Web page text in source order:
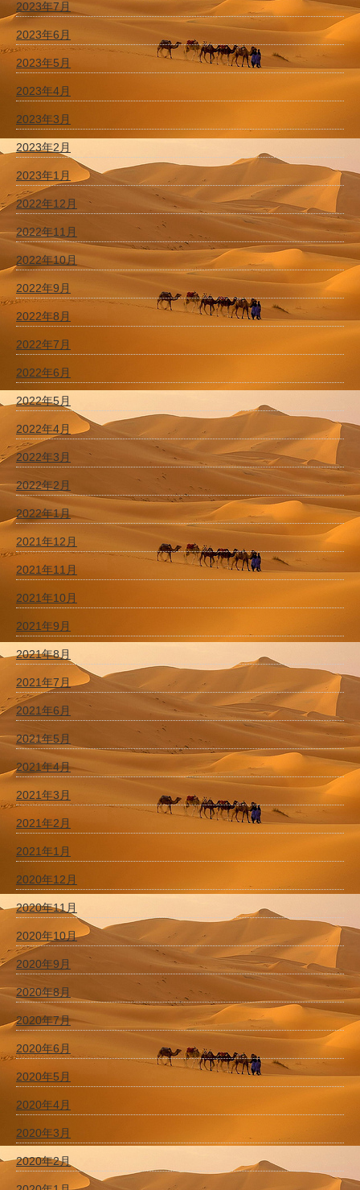
2023年7月
2023年6月
2023年5月
2023年4月
2023年3月
2023年2月
2023年1月
2022年12月
2022年11月
2022年10月
2022年9月
2022年8月
2022年7月
2022年6月
2022年5月
2022年4月
2022年3月
2022年2月
2022年1月
2021年12月
2021年11月
2021年10月
2021年9月
2021年8月
2021年7月
2021年6月
2021年5月
2021年4月
2021年3月
2021年2月
2021年1月
2020年12月
2020年11月
2020年10月
2020年9月
2020年8月
2020年7月
2020年6月
2020年5月
2020年4月
2020年3月
2020年2月